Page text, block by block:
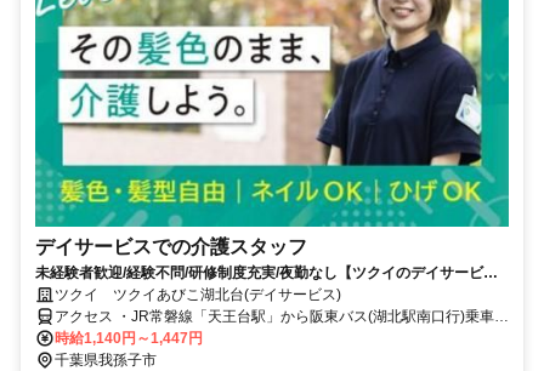
デイサービスでの介護スタッフ
未経験者歓迎/経験不問/研修制度充実/夜勤なし【ツクイのデイサービス/
介護スタッフ求人】
ツクイ ツクイあびこ湖北台(デイサービス)
アクセス ・JR常磐線「天王台駅」から阪東バス(湖北駅南口行)乗車、
「けやき通り」下車徒歩約1分/「団地中央」下車徒歩約4分
時給1,140円～1,447円
千葉県我孫子市